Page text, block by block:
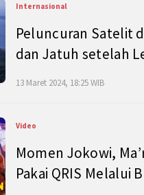
Internasional
Peluncuran Satelit
dan Jatuh setelah
13 Maret 2024, 18:25 WIB
Video
Momen Jokowi,
Pakai QRIS Melalui